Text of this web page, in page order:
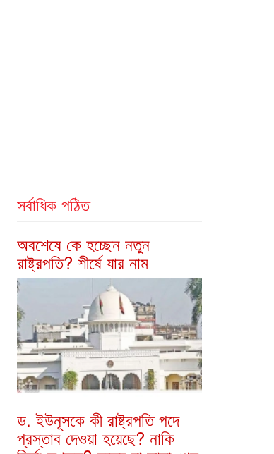
সর্বাধিক পঠিত
অবশেষে কে হচ্ছেন নতুন
রাষ্ট্রপতি? শীর্ষে যার নাম
ড. ইউনূসকে কী রাষ্ট্রপতি পদে
প্রস্তাব দেওয়া হয়েছে? নাকি